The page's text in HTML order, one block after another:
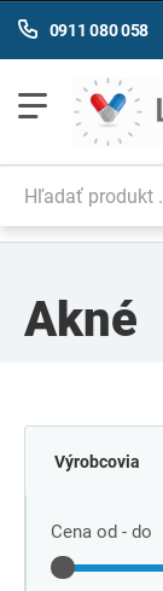
0911 080 058
Akné
Cena od - do